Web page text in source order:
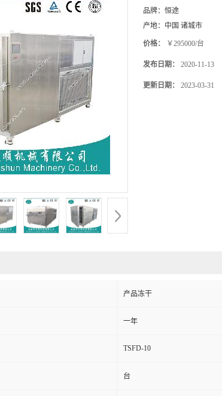
品牌： 恒途
产地： 中国 诸城市
价格： ￥295000/台
发布日期： 2020-11-13
更新日期： 2023-03-31
产品冻干
一年
TSFD-10
台